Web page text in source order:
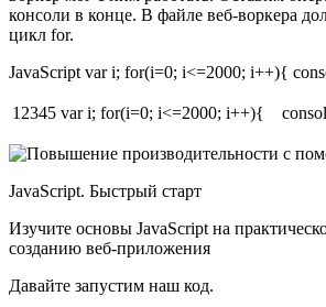
консоли в конце. В файле веб-воркера
цикл for.
JavaScript var i; for(i=0; i<=2000; i++){
12345 var i; for(i=0; i<=2000; i++){
JavaScript. Быстрый старт
Изучите основы JavaScript на
созданию веб-приложения
Давайте запустим наш код.